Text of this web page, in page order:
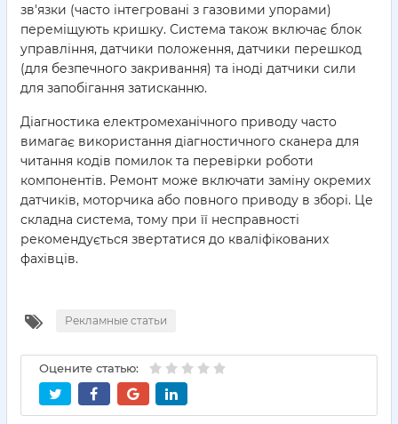
зв'язки (часто інтегровані з газовими упорами)
переміщують кришку. Система також включає блок
управління, датчики положення, датчики перешкод
(для безпечного закривання) та іноді датчики сили
для запобігання затисканню.
Діагностика електромеханічного приводу часто
вимагає використання діагностичного сканера для
читання кодів помилок та перевірки роботи
компонентів. Ремонт може включати заміну окремих
датчиків, моторчика або повного приводу в зборі. Це
складна система, тому при її несправності
рекомендується звертатися до кваліфікованих
фахівців.
Рекламные статьи
Оцените статью: